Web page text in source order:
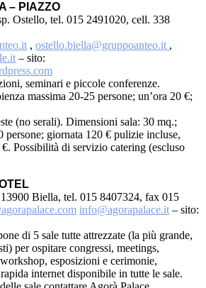
– PIAZZO
Ostello, tel. 015 2491020, cell. 338
, ostello.biella@gruppoanteo.it ,
– sito:
seminari e piccole conferenze.
massima 20-25 persone; un’ora 20 €;
(no serali). Dimensioni sala: 30 mq.;
persone; giornata 120 € pulizie incluse,
Possibilità di servizio catering (escluso
Biella, tel. 015 8407324, fax 015
info@agorapalace.it – sito:
di 5 sale tutte attrezzate (la più grande,
per ospitare congressi, meetings,
esposizioni e cerimonie,
internet disponibile in tutte le sale.